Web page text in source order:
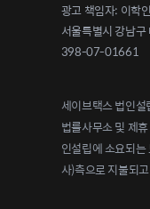
광고 책임자: 이학
서울특별시 강남
398-07-01661
세이브택스 법인
법률사무소 및 제
인설립에 소요되
사)측으로 지불되